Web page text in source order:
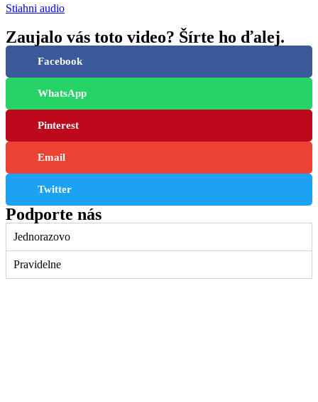
Stiahni audio
Zaujalo vás toto video? Šírte ho ďalej.
Facebook
WhatsApp
Pinterest
Email
Twitter
Podporte nás
Jednorazovo
Pravidelne